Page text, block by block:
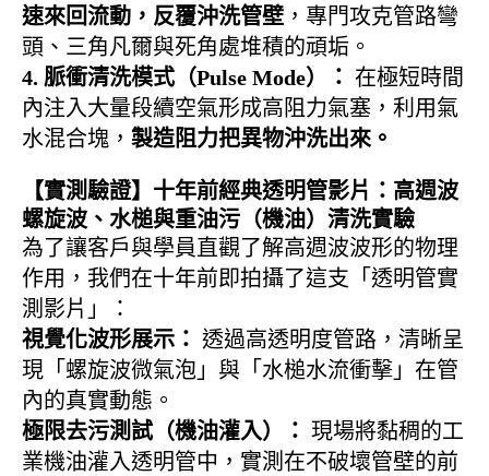
速來回流動，反覆沖洗管壁 ，專門攻克管路彎
頭、三角凡爾與死角處堆積的頑垢。
4. 脈衝清洗模式（Pulse Mode）： 在極短時間
內注入大量段續空氣形成高阻力氣塞，利用氣
水混合塊， 製造阻力把異物沖洗出來。
【實測驗證】十年前經典透明管影片：高週波
螺旋波、水槌與重油污（機油）清洗實驗
為了讓客戶與學員直觀了解高週波波形的物理
作用，我們在十年前即拍攝了這支「透明管實
測影片」：
視覺化波形展示： 透過高透明度管路，清晰呈
現「螺旋波微氣泡」與「水槌水流衝擊」在管
內的真實動態。
極限去污測試（機油灌入）： 現場將黏稠的工
業機油灌入透明管中，實測在不破壞管壁的前